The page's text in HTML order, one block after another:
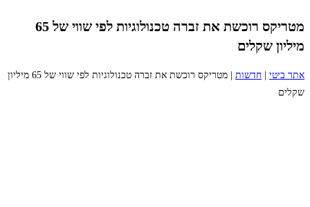
מטריקס רוכשת את זברה טכנולוגיות לפי שווי של 65
מיליון שקלים
אתר ביטי חדשות
מטריקס רוכשת את זברה טכנולוגיות לפי שווי של 65 מיליון
שקלים